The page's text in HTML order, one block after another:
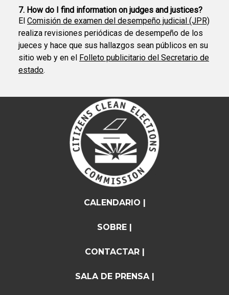
7. How do I find information on judges and justices?
El Comisión de examen del desempeño judicial (JPR)
realiza revisiones periódicas de desempeño de los
jueces y hace que sus hallazgos sean públicos en su
sitio web y en el Folleto publicitario del Secretario de
estado.
CALENDARIO |
SOBRE |
CONTACTAR |
SALA DE PRENSA |